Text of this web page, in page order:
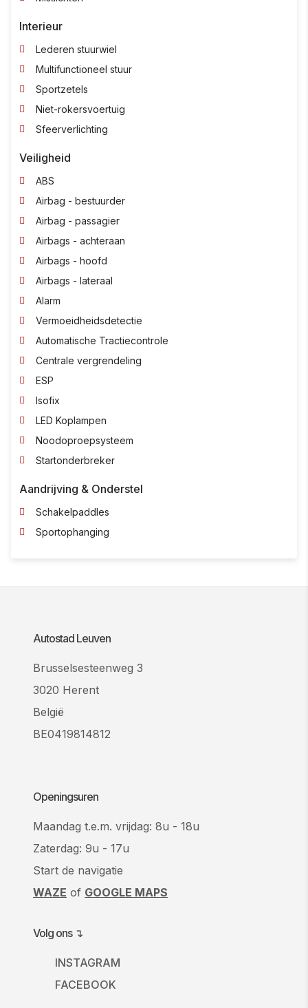
Interieur
Lederen stuurwiel
Multifunctioneel stuur
Sportzetels
Niet-rokersvoertuig
Sfeerverlichting
Veiligheid
ABS
Airbag - bestuurder
Airbag - passagier
Airbags - achteraan
Airbags - hoofd
Airbags - lateraal
Alarm
Vermoeidheidsdetectie
Automatische Tractiecontrole
Centrale vergrendeling
ESP
Isofix
LED Koplampen
Noodoproepsysteem
Startonderbreker
Aandrijving & Onderstel
Schakelpaddles
Sportophanging
Autostad Leuven
Brusselsesteenweg 3
3020 Herent
België
BE0419814812
Openingsuren
Maandag t.e.m. vrijdag: 8u - 18u
Zaterdag: 9u - 17u
Start de navigatie
WAZE of GOOGLE MAPS
Volg ons ↴
INSTAGRAM
FACEBOOK